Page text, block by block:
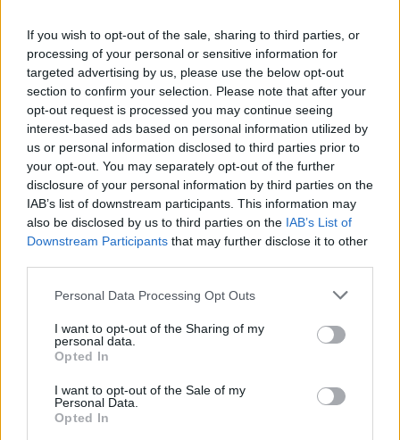
If you wish to opt-out of the sale, sharing to third parties, or
processing of your personal or sensitive information for
targeted advertising by us, please use the below opt-out
section to confirm your selection. Please note that after your
opt-out request is processed you may continue seeing
interest-based ads based on personal information utilized by
us or personal information disclosed to third parties prior to
your opt-out. You may separately opt-out of the further
disclosure of your personal information by third parties on the
IAB’s list of downstream participants. This information may
also be disclosed by us to third parties on the IAB’s List of
Downstream Participants that may further disclose it to other
Please note that this website/app uses one or more Google
not limited to your visit or usage behaviour. You may click to
grant or deny consent to Google and its third-party tags to
use your data for below specified purposes in below Google
consent section.
Personal Data Processing Opt Outs
I want to opt-out of the Sharing of my
personal data.
Opted In
I want to opt-out of the Sale of my
Personal Data.
Opted In
Η συμφωνία Arval-Athlon αναδιαμορφώνει την αγορά leasing
VW: Η δύσκολη εξίσωση
της αναδιάρθρωσης
το Αρχαίο Θέατρο
του σε όλους